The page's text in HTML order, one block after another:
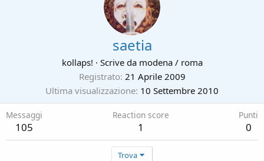
saetia
kollaps! · Scrive da modena / roma
Registrato 21 Aprile 2009
Ultima visualizzazione 10 Settembre 2010
Messaggi
105
Reaction score
1
Punti
0
Trova